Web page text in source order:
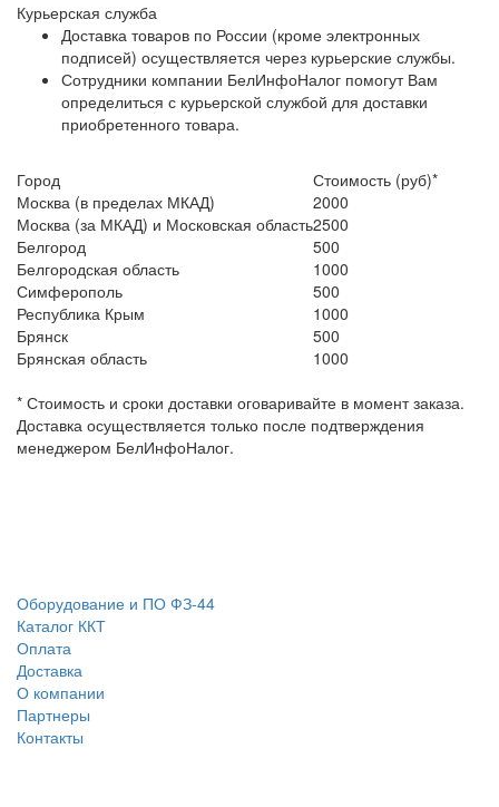
Курьерская служба
Доставка товаров по России (кроме электронных
подписей) осуществляется через курьерские службы.
Сотрудники компании БелИнфоНалог помогут Вам
определиться с курьерской службой для доставки
приобретенного товара.
Город
Стоимость (руб)*
Москва (в пределах МКАД)
2000
Москва (за МКАД) и Московская область2500
Белгород
500
Белгородская область
1000
Симферополь
500
Республика Крым
1000
Брянск
500
Брянская область
1000
* Стоимость и сроки доставки оговаривайте в момент заказа.
Доставка осуществляется только после подтверждения
менеджером БелИнфоНалог.
Оборудование и ПО ФЗ-44
Каталог ККТ
Оплата
Доставка
О компании
Партнеры
Контакты